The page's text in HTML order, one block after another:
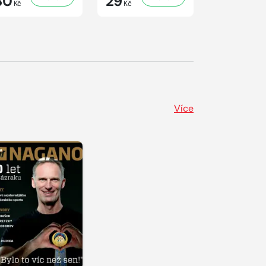
Kč Kč
Více